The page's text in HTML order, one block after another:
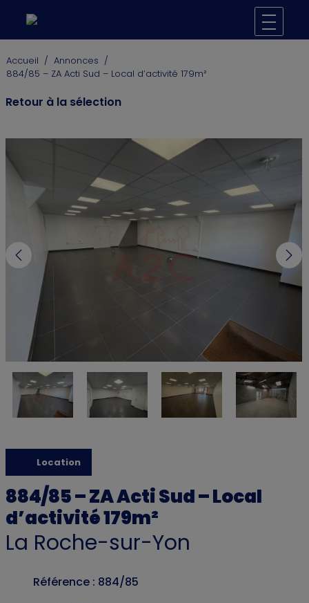
Accueil / Annonces /
884/85 – ZA Acti Sud – Local d’activité 179m²
Retour à la sélection
Location
884/85 – ZA Acti Sud – Local
d’activité 179m²
La Roche-sur-Yon
Référence : 884/85